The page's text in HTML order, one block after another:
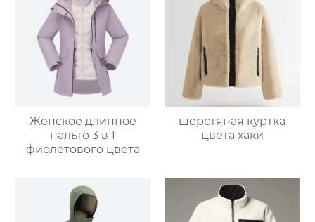
Женское длинное
пальто 3 в 1
фиолетового цвета
шерстяная куртка
цвета хаки